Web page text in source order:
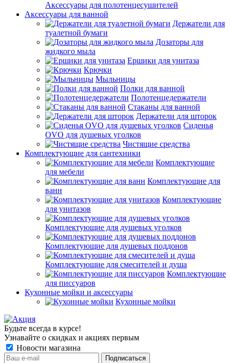
Аксессуары для полотенцесушителей
Аксессуары для ванной
Держатели для
туалетной бумаги
Дозаторы для
жидкого мыла
Ершики для унитаза
Крючки
Мыльницы
Полки для ванной
Полотенцедержатели
Стаканы для ванной
Держатели для шторок
Сиденья
OVO для душевых уголков
Чистящие средства
Комплектующие для сантехники
Комплектующие
для мебели
Комплектующие для
ванн
Комплектующие
для унитазов
Комплектующие для душевых уголков
Комплектующие для душевых поддонов
Комплектующие для смесителей и душа
Комплектующие
для писсуаров
Кухонные мойки и аксессуары
Кухонные мойки
Будьте всегда в курсе!
Узнавайте о скидках и акциях первым
Новости магазина